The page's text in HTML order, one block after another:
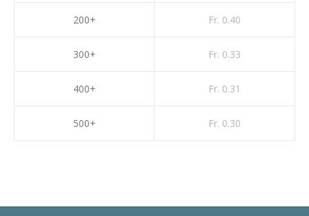
200+
300+
400+
500+
Fr. 0.40
Fr. 0.33
Fr. 0.31
Fr. 0.30